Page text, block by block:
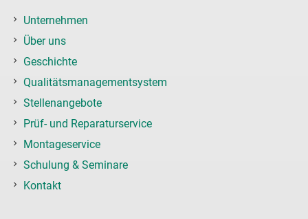
Unternehmen
Über uns
Geschichte
Qualitätsmanagementsystem
Stellenangebote
Prüf- und Reparaturservice
Montageservice
Schulung & Seminare
Kontakt